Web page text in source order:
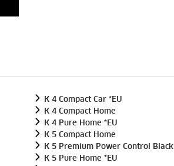
K 4 Compact Car *EU
K 4 Compact Home
K 4 Pure Home *EU
K 5 Compact Home
K 5 Premium Power Control Black
K 5 Pure Home *EU